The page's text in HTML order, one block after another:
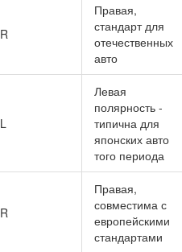
R
Правая,
стандарт для
отечественных
авто
L
Левая
полярность -
типична для
японских авто
того периода
R
Правая,
совместима с
европейскими
стандартами